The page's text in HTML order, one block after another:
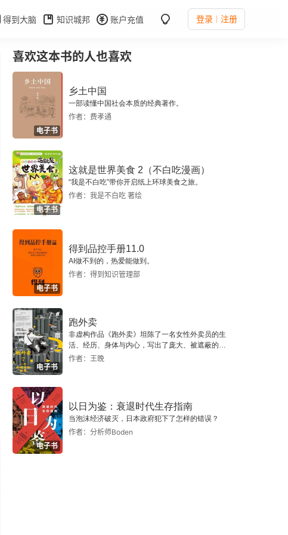
得到大脑 知识城邦 账户充值 登录 注册
喜欢这本书的人也喜欢
电子书
乡土中国
一部读懂中国社会本质的经典著作。
作者：费孝通
电子书
这就是世界美食 2（不白吃漫画）
“我是不白吃”带你开启纸上环球美食之旅。
作者：我是不白吃 著绘
电子书
得到品控手册11.0
AI做不到的，热爱能做到。
作者：得到知识管理部
电子书
跑外卖
非虚构作品《跑外卖》坦陈了一名女性外卖员的生
活、经历、身体与内心，写出了庞大、被遮蔽的群
体：她们，是太阳底下努力生活的人。
作者：王晚
电子书
以日为鉴：衰退时代生存指南
当泡沫经济破灭，日本政府犯下了怎样的错误？
作者：分析师Boden